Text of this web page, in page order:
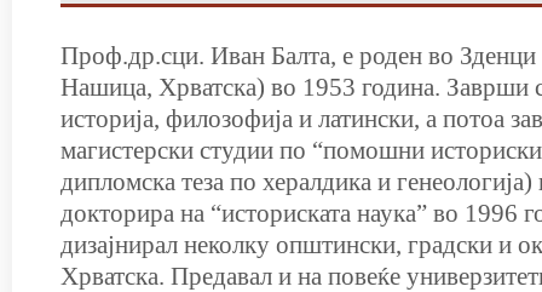
Проф.др.сци. Иван Балта, е роден во Зденци
Нашица, Хрватска) во 1953 година. Заврши
историја, филозофија и латински, а потоа
магистерски студии по “помошни
дипломска теза по хералдика и
докторира на “историската наука” во 1996
дизајнирал неколку општински, градски и
Хрватска. Предавал и на повеќе